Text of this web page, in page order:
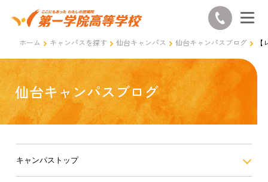
ホーム キャンパスを探す 仙台キャンパス 仙台キャンパスブログ
仙台キャンパスブログ
キャンパストップ